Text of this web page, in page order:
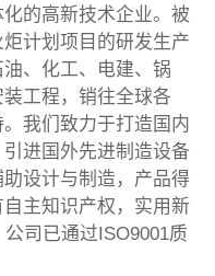
的高新技术企业。被
计划项目的研发生产
、化工、电建、锅
工程，销往全球各
我们致力于打造国内
进国外先进制造设备
设计与制造，产品得
主知识产权，实用新
司已通过ISO9001质